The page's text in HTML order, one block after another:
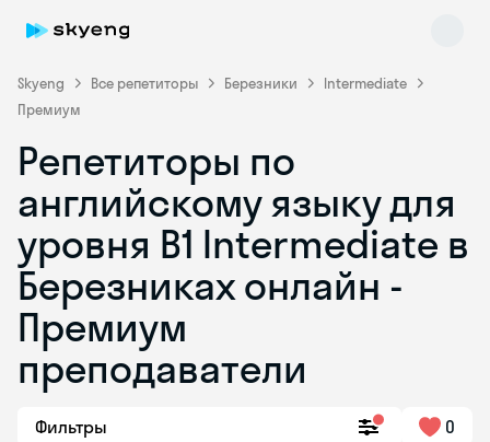
Skyeng Все репетиторы Березники
Intermediate
Премиум
Репетиторы по
английскому языку для
уровня B1 Intermediate в
Березниках онлайн -
Премиум
преподаватели
Фильтры 0
Skyeng Chat